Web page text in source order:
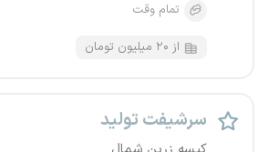
تمام وقت
از ۲۰ میلیون تومان
سرشیفت تولید